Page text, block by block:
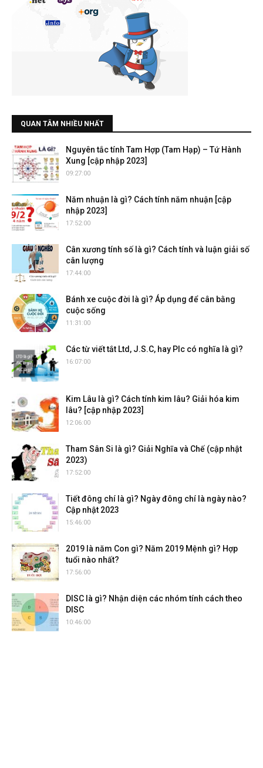
QUAN TÂM NHIỀU NHẤT
Nguyên tắc tính Tam Hợp (Tam Hạp) – Tứ Hành
Xung [cập nhập 2023]
09:27:00
Năm nhuận là gì? Cách tính năm nhuận [cập
nhập 2023]
17:52:00
Cân xương tính số là gì? Cách tính và luận giải số
cân lượng
17:44:00
Bánh xe cuộc đời là gì? Áp dụng để cân bằng
cuộc sống
11:31:00
Các từ viết tắt Ltd, J.S.C, hay Plc có nghĩa là gì?
16:07:00
Kim Lâu là gì? Cách tính kim lâu? Giải hóa kim
lâu? [cập nhập 2023]
12:06:00
Tham Sân Si là gì? Giải Nghĩa và Chế (cập nhật
2023)
17:52:00
Tiết đông chí là gì? Ngày đông chí là ngày nào?
Cập nhật 2023
15:46:00
2019 là năm Con gì? Năm 2019 Mệnh gì? Hợp
tuổi nào nhất?
17:56:00
DISC là gì? Nhận diện các nhóm tính cách theo
DISC
10:46:00